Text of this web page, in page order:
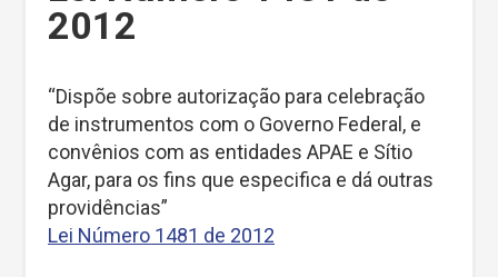
2012
“Dispõe sobre autorização para celebração
de instrumentos com o Governo Federal, e
convênios com as entidades APAE e Sítio
Agar, para os fins que especifica e dá outras
providências”
Lei Número 1481 de 2012